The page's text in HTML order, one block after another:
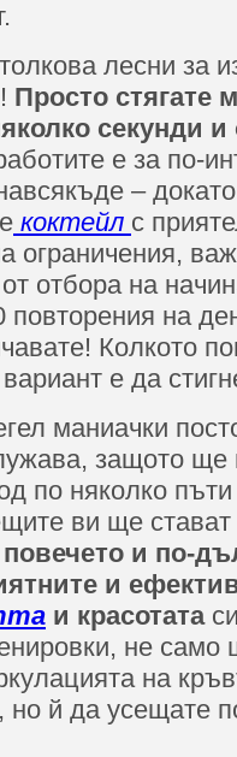
лесни за
Просто стягате
секунди и
е за по-
–
коктейл с
отбора на
повторения на
Колкото
е да
маниачки
защото ще
по няколко
ви ще
повечето и по-
и
и красотата
не само
на
но й да усещате